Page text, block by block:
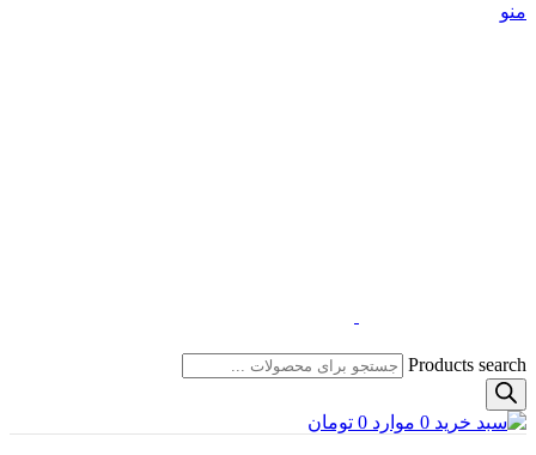
منو
Products search
0 موارد 0 تومان